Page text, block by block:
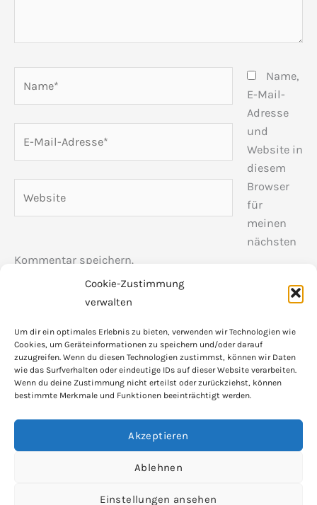
Cookie-Zustimmung
verwalten
Um dir ein optimales Erlebnis zu bieten, verwenden wir Technologien wie
Cookies, um Geräteinformationen zu speichern und/oder darauf
zuzugreifen. Wenn du diesen Technologien zustimmst, können wir Daten
wie das Surfverhalten oder eindeutige IDs auf dieser Website verarbeiten.
Wenn du deine Zustimmung nicht erteilst oder zurückziehst, können
bestimmte Merkmale und Funktionen beeinträchtigt werden.
Akzeptieren
Ablehnen
Einstellungen ansehen
Mail-
Name,
E-Mail-
Adresse
und
Website in
diesem
Browser
für
meinen
nächsten
Kommentar speichern.
© 2026 Die Hinweisgeber-Meldestelle /
15 Minuten · unverbindlich